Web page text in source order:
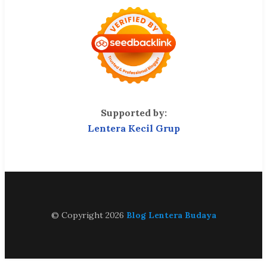
Supported by:
Lentera Kecil Grup
© Copyright 2026 Blog Lentera Budaya